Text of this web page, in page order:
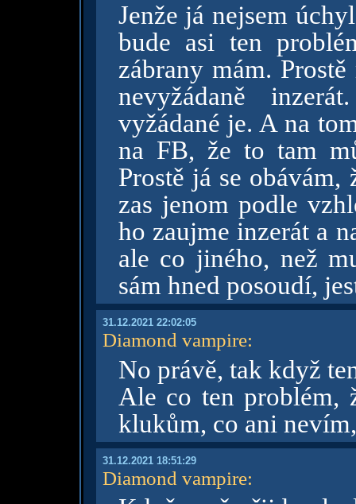
Jenže já nejsem
bude asi ten
zábrany mám.
nevyžádaně
vyžádané je. A na
na FB, že to tam
Prostě já se
zas jenom podle
ho zaujme inzerát a
ale co jiného, než
sám hned posoudí,
31.12.2021 22:02:05
Diamond vampire:
No právě, tak když
Ale co ten problém,
klukům, co ani
31.12.2021 18:51:29
Diamond vampire: